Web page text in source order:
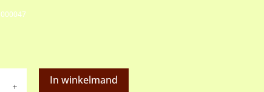
000047
In winkelmand